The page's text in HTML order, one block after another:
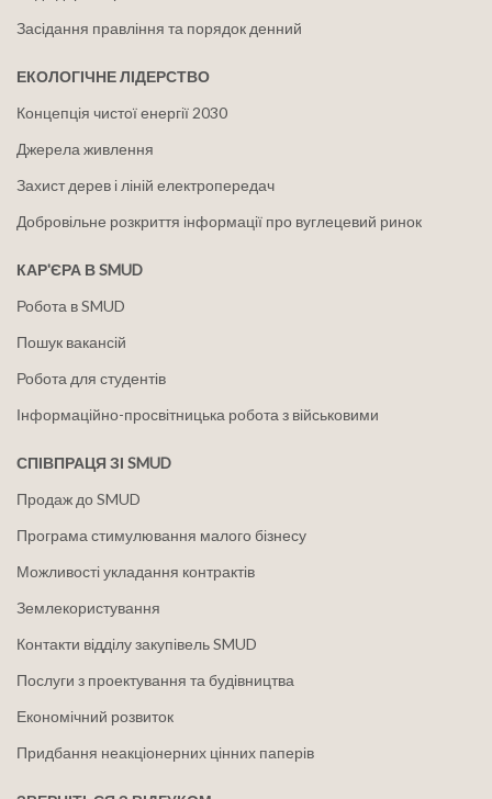
Засідання правління та порядок денний
ЕКОЛОГІЧНЕ ЛІДЕРСТВО
Концепція чистої енергії 2030
Джерела живлення
Захист дерев і ліній електропередач
Добровільне розкриття інформації про вуглецевий ринок
КАР'ЄРА В SMUD
Робота в SMUD
Пошук вакансій
Робота для студентів
Інформаційно-просвітницька робота з військовими
СПІВПРАЦЯ ЗІ SMUD
Продаж до SMUD
Програма стимулювання малого бізнесу
Можливості укладання контрактів
Землекористування
Контакти відділу закупівель SMUD
Послуги з проектування та будівництва
Економічний розвиток
Придбання неакціонерних цінних паперів